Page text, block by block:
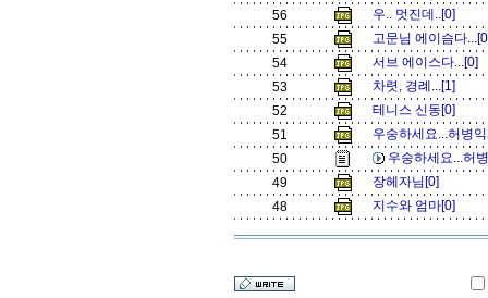
56
우.. 멋진데..[0]
55
고문님 에이슴다
54
서브 에이스다...[0]
53
차렷, 경례...[1]
52
테니스 신동[0]
51
우숭하세요...허병
50
우숭하세요...허
49
장헤자님[0]
48
지수와 엄마[0]